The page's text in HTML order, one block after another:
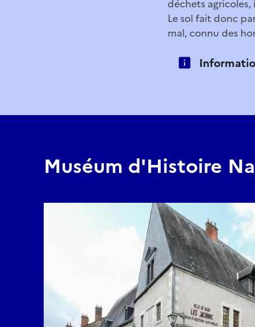
déchets
Le sol fait donc
mal, connu des
Muséum d'Histoire